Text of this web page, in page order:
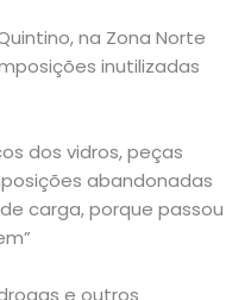
na Zona Norte
inutilizadas
dos vidros, peças
abandonadas
carga, porque passou
e outros